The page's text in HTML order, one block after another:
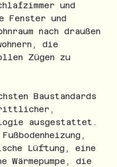
und
Fenster und
nach draußen
die
Zügen zu
Baustandards
ausgestattet.
Lüftung, eine
Wärmepumpe, die